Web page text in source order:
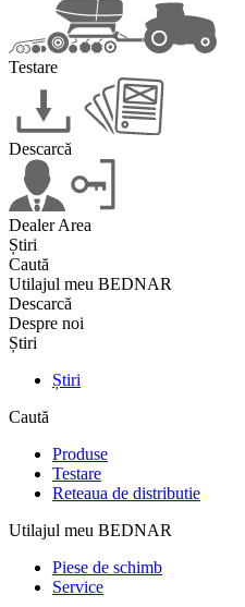
Testare
Descarcă
Dealer Area
Știri
Caută
Utilajul meu BEDNAR
Descarcă
Despre noi
Știri
Știri
Caută
Produse
Testare
Reteaua de distributie
Utilajul meu BEDNAR
Piese de schimb
Service